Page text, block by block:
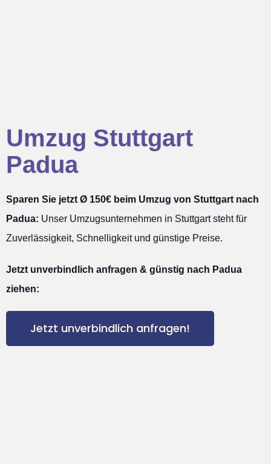
Umzug Stuttgart
Padua
Sparen Sie jetzt Ø 150€ beim Umzug von Stuttgart nach
Padua: Unser Umzugsunternehmen in Stuttgart steht für
Zuverlässigkeit, Schnelligkeit und günstige Preise.
Jetzt unverbindlich anfragen & günstig nach Padua
ziehen:
Jetzt unverbindlich anfragen!